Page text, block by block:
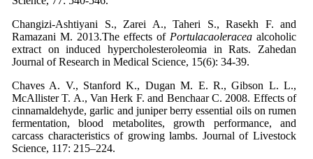
Changizi-Ashtiyani S., Zarei A., Taheri S., Rasekh F. and
Ramazani M. 2013.The effects of Portulacaoleracea alcoholic
extract on induced hypercholesteroleomia in Rats. Zahedan
Journal of Research in Medical Science, 15(6): 34-39.
Chaves A. V., Stanford K., Dugan M. E. R., Gibson L. L.,
McAllister T. A., Van Herk F. and Benchaar C. 2008. Effects of
cinnamaldehyde, garlic and juniper berry essential oils on rumen
fermentation, blood metabolites, growth performance, and
carcass characteristics of growing lambs. Journal of Livestock
Science, 117: 215–224.